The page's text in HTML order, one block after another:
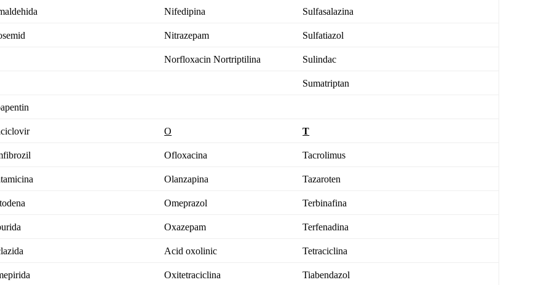
Nifedipina Sulfasalazina
Nitrazepam Sulfatiazol
Norfloxacin Nortriptilina Sulindac
Sumatriptan
O T
Ofloxacina Tacrolimus
Olanzapina Tazaroten
Omeprazol Terbinafina
Oxazepam Terfenadina
Acid oxolinic Tetraciclina
Oxitetraciclina Tiabendazol